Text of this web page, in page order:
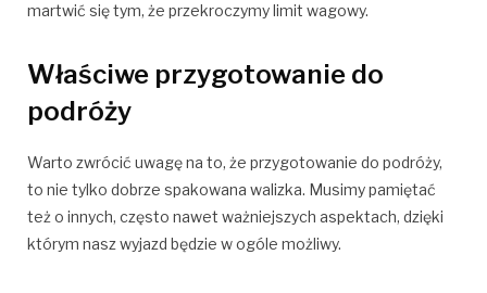
martwić się tym, że przekroczymy limit wagowy.
Właściwe przygotowanie do
podróży
Warto zwrócić uwagę na to, że przygotowanie do podróży,
to nie tylko dobrze spakowana walizka. Musimy pamiętać
też o innych, często nawet ważniejszych aspektach, dzięki
którym nasz wyjazd będzie w ogóle możliwy.